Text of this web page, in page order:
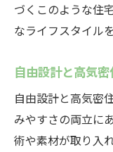
づくこのような住
なライフスタイル
自由設計と高気
自由設計と高気密
みやすさの両立に
術や素材が取り入